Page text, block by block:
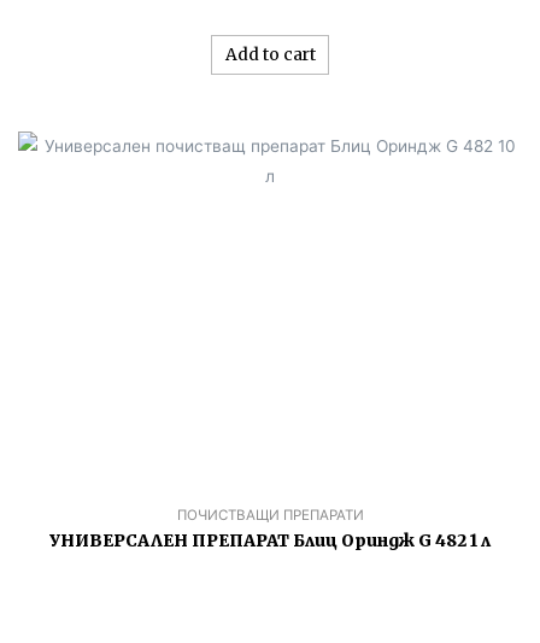
5
Add to cart
ПОЧИСТВАЩИ ПРЕПАРАТИ
УНИВЕРСАЛЕН ПРЕПАРАТ Блиц Ориндж G 482 1 л